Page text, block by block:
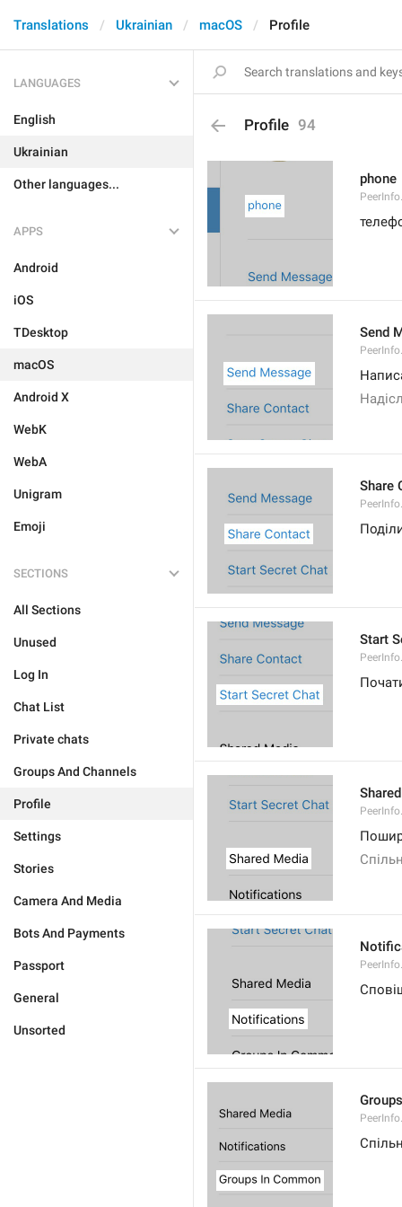
Translations Ukrainian macOS Profile
LANGUAGES
English
Ukrainian
Other languages...
APPS
Android
iOS
TDesktop
macOS
Android X
WebK
WebA
Unigram
Emoji
SECTIONS
All Sections
Unused
Log In
Chat List
Private chats
Groups And Channels
Profile
Settings
Stories
Camera And Media
Bots And Payments
Passport
General
Unsorted
Profile 94
phone
Send
Share
Start